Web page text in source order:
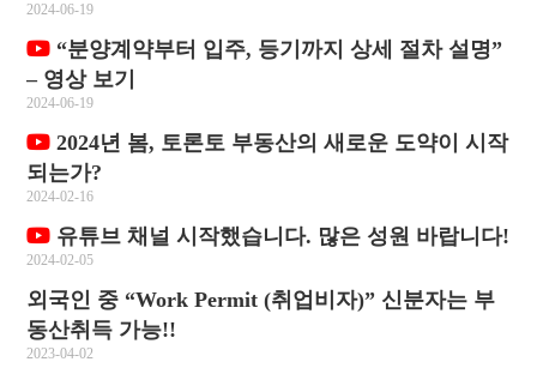
2024-06-19
“분양계약부터 입주, 등기까지 상세 절차 설명”
– 영상 보기
2024-06-19
2024년 봄, 토론토 부동산의 새로운 도약이 시작
되는가?
2024-02-16
유튜브 채널 시작했습니다. 많은 성원 바랍니다!
2024-02-05
외국인 중 “Work Permit (취업비자)” 신분자는 부
동산취득 가능!!
2023-04-02